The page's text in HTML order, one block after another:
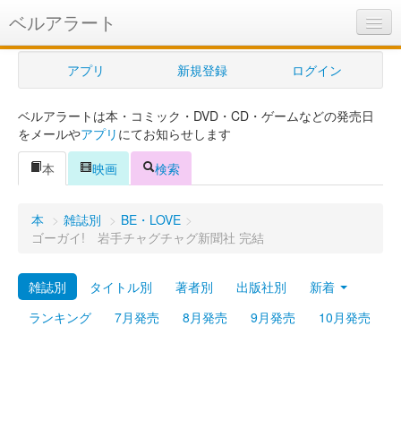
ベルアラート
ベルアラートとは
ヘルプ
新規登録
ログイン
購入管理
Myシェルフ
プレミアム
アプリ 新規登録 ログイン
ベルアラートは本・コミック・DVD・CD・ゲームなどの発売日
をメールやアプリ にてお知らせします
本
映画 検索
本 > 雑誌別 > BE・LOVE >
ゴーガイ! 岩手チャグチャグ新聞社 完結
雑誌別 タイトル別 著者別 出版社別
新着
ランキング
7月発売 8月発売 9月発売 10月発売